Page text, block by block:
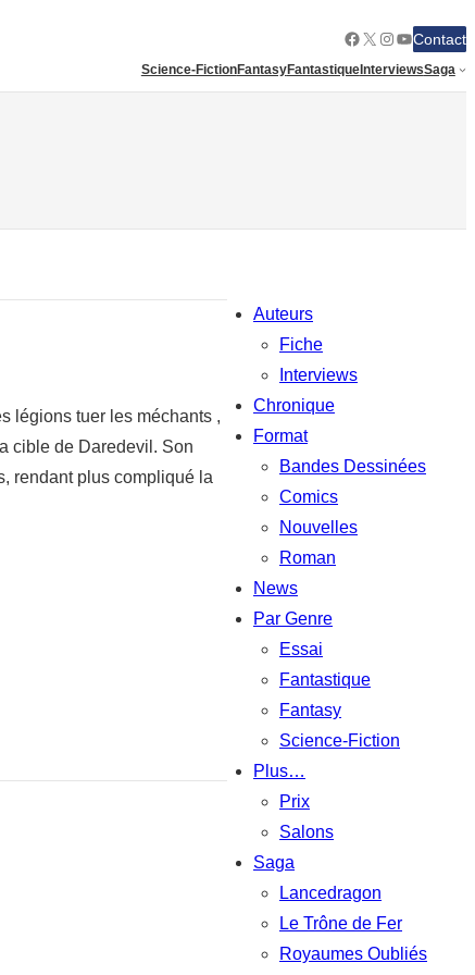
Facebook
X Instagram
YouTube
Contact
Science-FictionFantasyFantastiqueInterviewsSaga
légions tuer les méchants ,
cible de Daredevil. Son
rendant plus compliqué la
Auteurs
Fiche
Interviews
Chronique
Format
Bandes Dessinées
Comics
Nouvelles
Roman
News
Par Genre
Essai
Fantastique
Fantasy
Science-Fiction
Plus…
Prix
Salons
Saga
Lancedragon
Le Trône de Fer
Royaumes Oubliés